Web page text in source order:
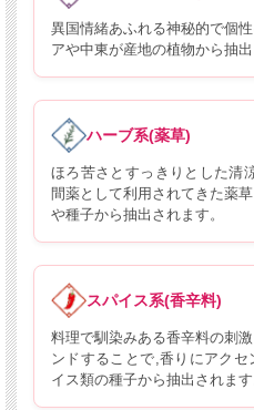
異国情緒あふれる神秘的で個
アや中東が産地の植物から抽出
ハーブ系(薬草)
ほろ苦さとすっきりとした清
間薬として利用されてきた薬
や種子から抽出されます。
スパイス系(香辛料)
料理で馴染みある香辛料の刺
ンドすることで,香りにアク
イス類の種子から抽出されます